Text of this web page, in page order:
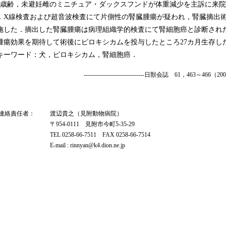
，未避妊雌のミニチュア・ダックスフンドが体重減少を主訴に来
X線検査および超音波検査にて片側性の腎臓腫瘍が疑われ，腎臓摘出
した．摘出した腎臓腫瘍は病理組織学的検査にて腎細胞癌と診断され
瘍効果を期待して術後にピロキシカムを投与したところ27カ月生存し
ワード：犬，ピロキシカム，腎細胞癌．
------------------------------日獣会誌 61，463～466（
責任者：
渡辺貴之（見附動物病院）
〒954-0111 見附市今町5-35-29
TEL 0258-66-7511 FAX 0258-66-7514
E-mail : rinnyan@k4.dion.ne.jp